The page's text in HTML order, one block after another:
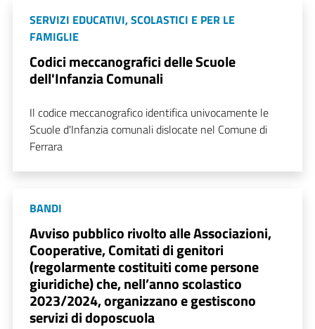
SERVIZI EDUCATIVI, SCOLASTICI E PER LE
FAMIGLIE
Codici meccanografici delle Scuole
dell'Infanzia Comunali
Il codice meccanografico identifica univocamente le
Scuole d'Infanzia comunali dislocate nel Comune di
Ferrara
BANDI
Avviso pubblico rivolto alle Associazioni,
Cooperative, Comitati di genitori
(regolarmente costituiti come persone
giuridiche) che, nell’anno scolastico
2023/2024, organizzano e gestiscono
servizi di doposcuola